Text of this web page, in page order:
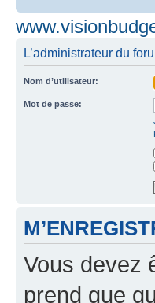
L’administrateur du
Nom d’utilisateur:
Mot de passe:
Vous devez
prend que